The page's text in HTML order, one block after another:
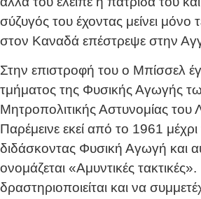
σύζυγός του έχοντας μείνει μόνο
στον Καναδά επέστρεψε στην
Στην επιστροφή του ο Μπίσσελ
τμήματος της Φυσικής Αγωγής
Μητροπολιτικής Αστυνομίας του
Παρέμεινε εκεί από το 1961
διδάσκοντας Φυσική Αγωγή και
ονομάζεται «Αμυντικές
δραστηριοποιείται και να